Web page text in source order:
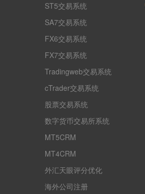
ST5交易系统
SA7交易系统
FX6交易系统
FX7交易系统
Tradingweb交易系统
cTrader交易系统
股票交易系统
数字货币交易所系统
MT5CRM
MT4CRM
外汇天眼评分优化
海外公司注册